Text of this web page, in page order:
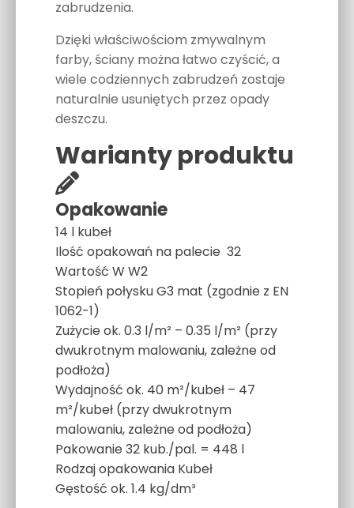
zabrudzenia.
Dzięki właściwościom zmywalnym
farby, ściany można łatwo czyścić, a
wiele codziennych zabrudzeń zostaje
naturalnie usuniętych przez opady
deszczu.
Warianty produktu
Opakowanie
14 l kubeł
Ilość opakowań na palecie 32
Wartość W W2
Stopień połyskuG3 mat (zgodnie z EN
1062-1)
Zużycie ok. 0.3 l/m² – 0.35 l/m² (przy
dwukrotnym malowaniu, zależne od
podłoża)
Wydajność ok. 40 m²/kubeł – 47
m²/kubeł (przy dwukrotnym
malowaniu, zależne od podłoża)
Pakowanie 32 kub./pal. = 448 l
Rodzaj opakowania Kubeł
Gęstość ok. 1.4 kg/dm³